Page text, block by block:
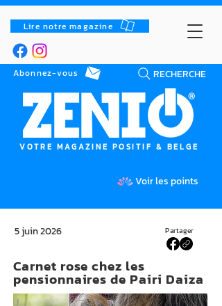
Lire notre magazine
RECHERCHE
Abonnez-vous
VOTRE MAGAZINE POSITIF & BELGE
Voir les points
Partager
5 juin 2026
Carnet rose chez les
pensionnaires de Pairi Daiza